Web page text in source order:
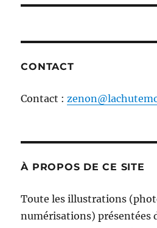
CONTACT
Contact :
À PROPOS DE CE SITE
Toute les illustrations
numérisations) présentées